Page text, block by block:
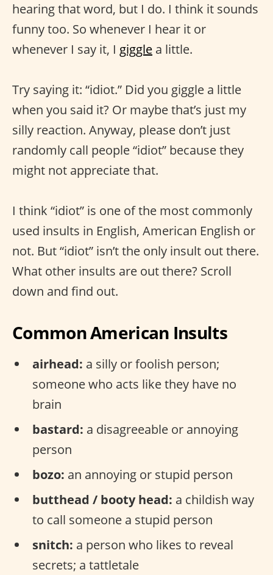
hearing that word, but I do. I think it sounds
funny too. So whenever I hear it or
whenever I say it, I giggle a little.
Try saying it: “idiot.” Did you giggle a little
when you said it? Or maybe that’s just my
silly reaction. Anyway, please don’t just
randomly call people “idiot” because they
might not appreciate that.
I think “idiot” is one of the most commonly
used insults in English, American English or
not. But “idiot” isn’t the only insult out there.
What other insults are out there? Scroll
down and find out.
Common American Insults
airhead: a silly or foolish person;
someone who acts like they have no
brain
bastard: a disagreeable or annoying
person
bozo: an annoying or stupid person
butthead / booty head: a childish way
to call someone a stupid person
snitch: a person who likes to reveal
secrets; a tattletale